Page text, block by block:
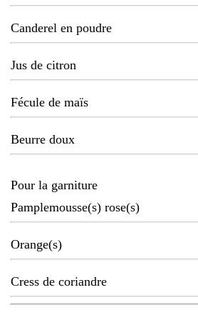
Canderel en poudre
Jus de citron
Fécule de maïs
Beurre doux
Pour la garniture
Pamplemousse(s) rose(s)
Orange(s)
Cress de coriandre